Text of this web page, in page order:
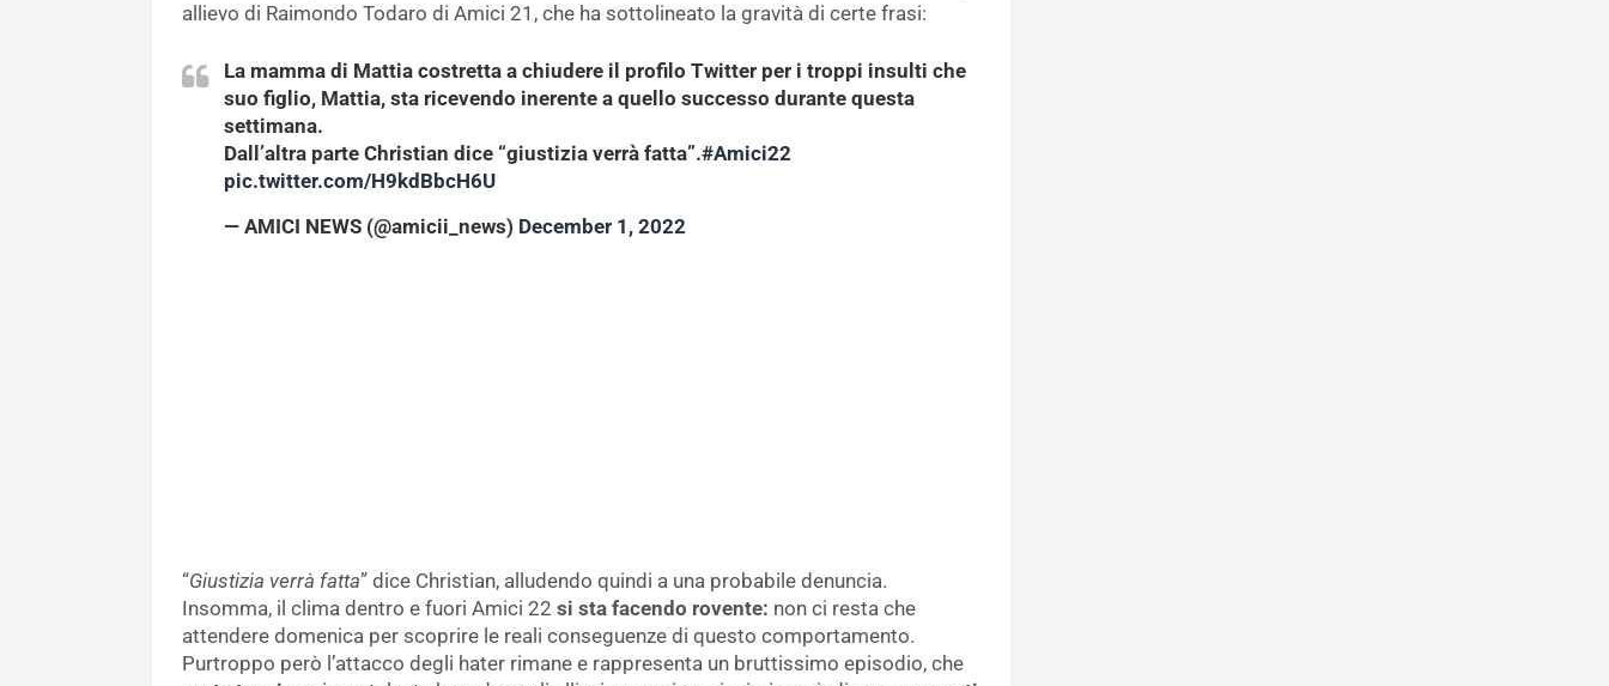
allievo di Raimondo Todaro di Amici 21, che ha sottolineato la gravità di certe frasi:
La mamma di Mattia costretta a chiudere il profilo Twitter per i troppi insulti che
suo figlio, Mattia, sta ricevendo inerente a quello successo durante questa
settimana.
Dall’altra parte Christian dice “giustizia verrà fatta”. #Amici22
pic.twitter.com/H9kdBbcH6U
— AMICI NEWS (@amicii_news) December 1, 2022
“Giustizia verrà fatta ” dice Christian, alludendo quindi a una probabile denuncia.
Insomma, il clima dentro e fuori Amici 22
si sta facendo rovente:
non ci resta che
attendere domenica per scoprire le reali conseguenze di questo comportamento.
Purtroppo però l’attacco degli hater rimane e rappresenta un bruttissimo episodio, che
porta tensione
in un talent show dove gli allievi sono giovanissimi e quindi non preparati